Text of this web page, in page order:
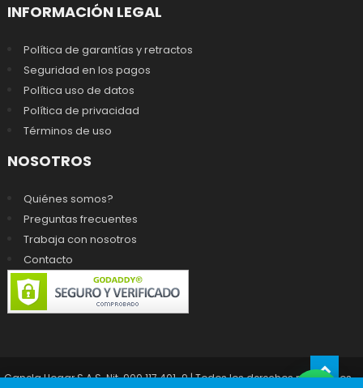
INFORMACIÓN LEGAL
Política de garantías y retractos
Seguridad en los pagos
Política uso de datos
Política de privacidad
Términos de uso
NOSOTROS
Quiénes somos?
Preguntas frecuentes
Trabaja con nosotros
Contacto
Canela Hogar S.A.S. Nit. 900.117.401-9 | Todos los derechos reservados -